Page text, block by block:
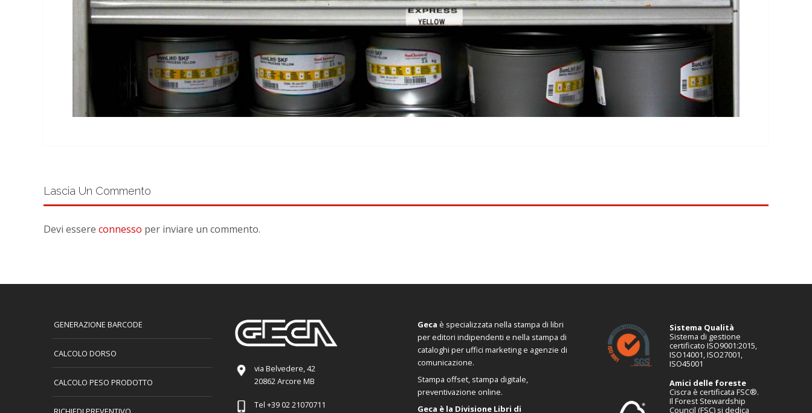
Lascia Un Commento
Devi essere connesso per inviare un commento.
GENERAZIONE BARCODE
CALCOLO DORSO
CALCOLO PESO PRODOTTO
via Belvedere, 42
20862 Arcore MB
Tel +39 02 21070711
Geca è specializzata nella stampa di libri
per editori indipendenti e nella stampa di
cataloghi per uffici marketing e agenzie di
comunicazione.
Stampa offset, stampa digitale,
preventivazione online.
Geca è la Divisione Libri di
Sistema Qualità
Sistema di gestione
certificato ISO9001:2015,
ISO14001, ISO27001,
ISO45001
Amici delle foreste
Ciscra è certificata FSC®.
Il Forest Stewardship
Council (FSC) si dedica